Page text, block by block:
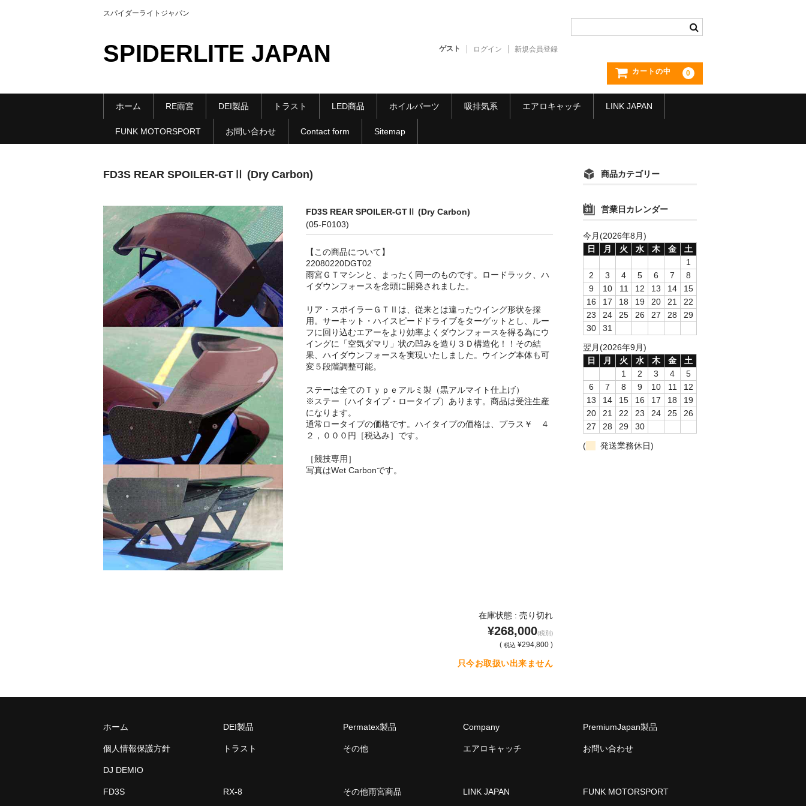
スパイダーライトジャパン
SPIDERLITE JAPAN ゲスト ログイン 新規会員登録
カートの中 0
ホーム RE雨宮 DEI製品 トラスト LED商品 ホイルパーツ 吸排気系 エアロキャッチ LINK JAPAN
FUNK MOTORSPORT お問い合わせ Contact form Sitemap
FD3S REAR SPOILER-GTⅡ (Dry Carbon)
FD3S REAR SPOILER-GTⅡ (Dry Carbon)
(05-F0103)
【この商品について】
22080220DGT02
雨宮ＧＴマシンと、まったく同一のものです。ロードラック、ハ
イダウンフォースを念頭に開発されました。
リア・スポイラーＧＴⅡは、従来とは違ったウイング形状を採
用。サーキット・ハイスピードドライブをターゲットとし、ルー
フに回り込むエアーをより効率よくダウンフォースを得る為にウ
イングに「空気ダマリ」状の凹みを造り３Ｄ構造化！！その結
果、ハイダウンフォースを実現いたしました。ウイング本体も可
変５段階調整可能。
ステーは全てのＴｙｐｅアルミ製（黒アルマイト仕上げ）
※ステー（ハイタイプ・ロータイプ）あります。商品は受注生産
になります。
通常ロータイプの価格です。ハイタイプの価格は、プラス￥ ４
２，０００円［税込み］です。
［競技専用］
写真はWet Carbonです。
在庫状態 : 売り切れ
¥268,000(税別)
( 税込 ¥294,800 )
只今お取扱い出来ません
商品カテゴリー
営業日カレンダー
今月(2026年8月)
日
月 火 水 木 金
土
1
2
3 4 5 6 7
8
9
10 11 12 13 14
15
16
17 18 19 20 21
22
23
24 25 26 27 28
29
30
31
翌月(2026年9月)
日
月 火 水 木 金
土
1
2 3 4
5
6
7 8 9 10 11
12
13
14 15 16 17 18
19
20
21 22 23 24 25
26
27
28 29
30
(
発送業務休日)
ホーム DEI製品 Permatex製品 Company PremiumJapan製品
個人情報保護方針 トラスト その他 エアロキャッチ お問い合わせ
DJ DEMIO
FD3S RX-8 その他雨宮商品 LINK JAPAN FUNK MOTORSPORT